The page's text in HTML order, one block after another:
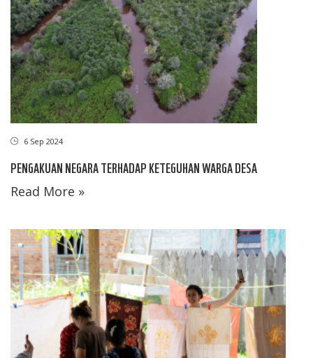
6 Sep 2024
PENGAKUAN NEGARA TERHADAP KETEGUHAN WARGA DESA
Read More »